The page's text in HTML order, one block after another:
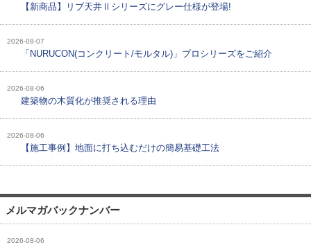
【新商品】リブ天井Ⅱシリーズにグレー仕様が登場!
2026-08-07
「NURUCON(コンクリート/モルタル)」プロシリーズをご紹介
2026-08-06
建築物の木質化が推奨される理由
2026-08-06
【施工事例】地面に打ち込むだけの簡易基礎工法
メルマガバックナンバー
2026-08-06